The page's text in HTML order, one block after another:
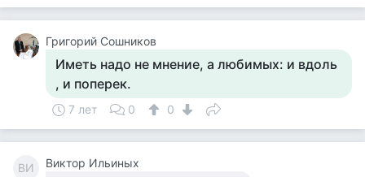
Григорий Сошников
Иметь надо не мнение, а любимых: и вдоль
, и поперек.
7 лет 0 0
ВИ Виктор Ильиных